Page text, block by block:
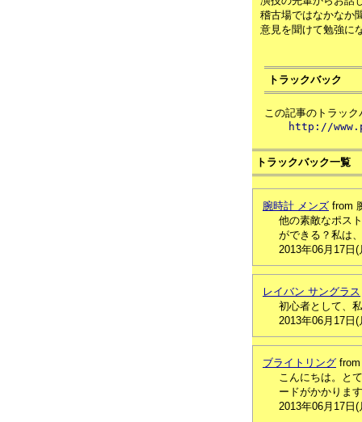
稽古場ではなかなか
意見を聞けて勉強に
トラックバック
この記事のトラック
http://
トラックバック一覧
腕時計 メンズ from
他の素敵なポス
ができる？私は
2013年06月17日
レイバン サングラス
初心者として、
2013年06月17日
ブライトリング
こんにちは。と
ードがかかりま
2013年06月17日